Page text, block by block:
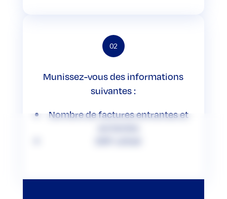
02
Munissez-vous des informations
suivantes :
Nombre de factures entrantes et